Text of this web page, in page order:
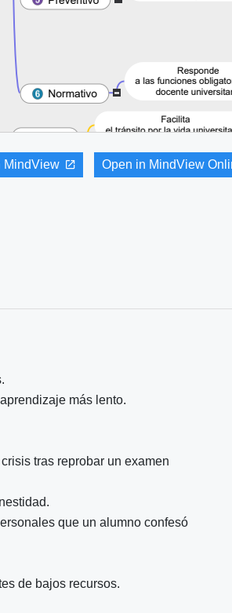
MindView Open in MindView
más lento.
tras reprobar un examen
que un alumno confesó
de bajos recursos.